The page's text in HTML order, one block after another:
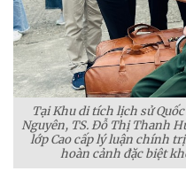
Tại Khu di tích lịch sử
Nguyên, TS. Đỗ Thị Thanh
lớp Cao cấp lý luận chính
hoàn cảnh đặc biệt